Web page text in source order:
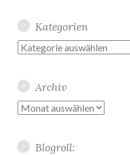
Kategorien
Kategorien
Archiv
Archiv
Blogroll: